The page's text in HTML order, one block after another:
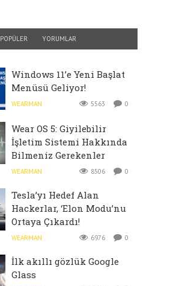
POPÜLER YORUMLAR
Windows 11’e Yeni Başlat
Menüsü Geliyor!
WEARMAN 5563 0
Wear OS 5: Giyilebilir
İşletim Sistemi Hakkında
Bilmeniz Gerekenler
WEARMAN 8506 0
Tesla’yı Hedef Alan
Hackerlar, ‘Elon Modu’nu
Ortaya Çıkardı!
WEARMAN 6976 0
İlk akıllı gözlük Google
Glass